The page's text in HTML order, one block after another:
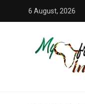
6 August, 2026